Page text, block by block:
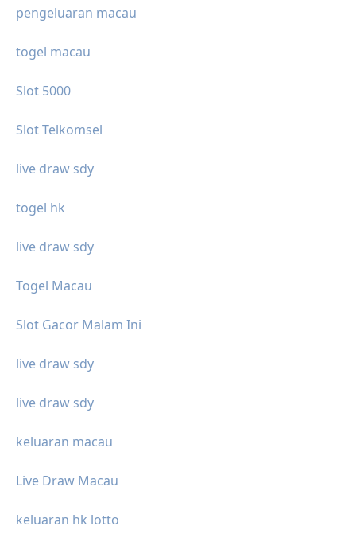
pengeluaran macau
togel macau
Slot 5000
Slot Telkomsel
live draw sdy
togel hk
live draw sdy
Togel Macau
Slot Gacor Malam Ini
live draw sdy
live draw sdy
keluaran macau
Live Draw Macau
keluaran hk lotto